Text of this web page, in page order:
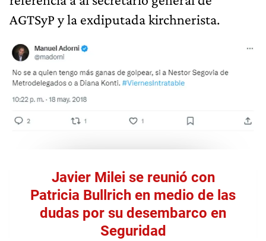
AGTSyP y la exdiputada kirchnerista.
Javier Milei se reunió con
Patricia Bullrich en medio de las
dudas por su desembarco en
Seguridad